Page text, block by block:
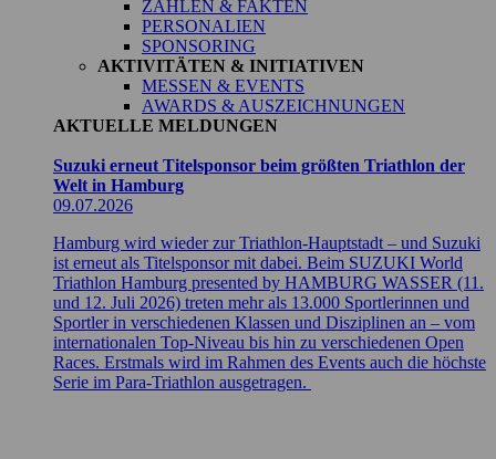
ZAHLEN & FAKTEN
PERSONALIEN
SPONSORING
AKTIVITÄTEN & INITIATIVEN
MESSEN & EVENTS
AWARDS & AUSZEICHNUNGEN
AKTUELLE MELDUNGEN
Suzuki erneut Titelsponsor beim größten Triathlon der
Welt in Hamburg
09.07.2026
Hamburg wird wieder zur Triathlon-Hauptstadt – und Suzuki
ist erneut als Titelsponsor mit dabei. Beim SUZUKI World
Triathlon Hamburg presented by HAMBURG WASSER (11.
und 12. Juli 2026) treten mehr als 13.000 Sportlerinnen und
Sportler in verschiedenen Klassen und Disziplinen an – vom
internationalen Top-Niveau bis hin zu verschiedenen Open
Races. Erstmals wird im Rahmen des Events auch die höchste
Serie im Para-Triathlon ausgetragen.